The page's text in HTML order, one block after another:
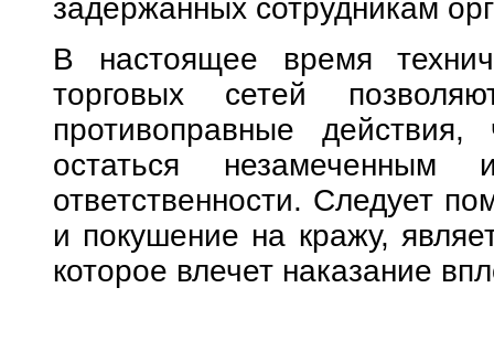
задержанных сотрудникам
В настоящее время
торговых сетей
противоправные
остаться
ответственности. Следует
и покушение на кражу,
которое влечет наказание